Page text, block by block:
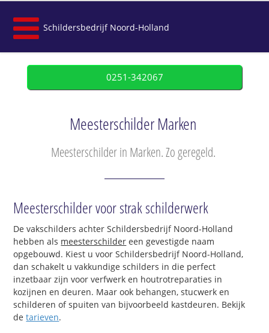
Schildersbedrijf Noord-Holland
0251-342067
Meesterschilder Marken
Meesterschilder in Marken. Zo geregeld.
Meesterschilder voor strak schilderwerk
De vakschilders achter Schildersbedrijf Noord-Holland
hebben als meesterschilder een gevestigde naam
opgebouwd. Kiest u voor Schildersbedrijf Noord-Holland,
dan schakelt u vakkundige schilders in die perfect
inzetbaar zijn voor verfwerk en houtrotreparaties in
kozijnen en deuren. Maar ook behangen, stucwerk en
schilderen of spuiten van bijvoorbeeld kastdeuren. Bekijk
detarieven.